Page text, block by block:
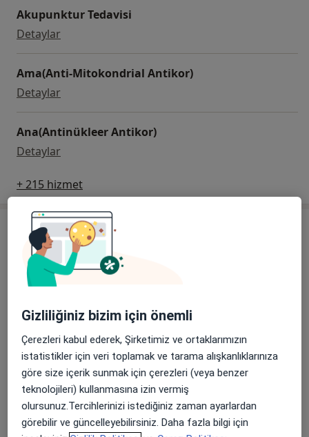
Akupunktur Tedavisi
DetaylarAkupunktur Tedavisi
Ama(Anti-Mitokondrial Antikor)
DetaylarAma(Anti-Mitokondrial Antikor)
Ana(Antinükleer Antikor)
DetaylarAna(Antinükleer Antikor)
+ 215 hizmet
Uzmanlar
Hepsi
Op. Dr. Songül Atmaca İriç
Kadın Hastalıkları Ve Doğum
4 görüş
Randevu kaydet
Gizliliğiniz bizim için önemli
Çerezleri kabul ederek, Şirketimiz ve ortaklarımızın
istatistikler için veri toplamak ve tarama alışkanlıklarınıza
göre size içerik sunmak için çerezleri (veya benzer
teknolojileri) kullanmasına izin vermiş
olursunuz.Tercihlerinizi istediğiniz zaman ayarlardan
görebilir ve güncelleyebilirsiniz. Daha fazla bilgi için